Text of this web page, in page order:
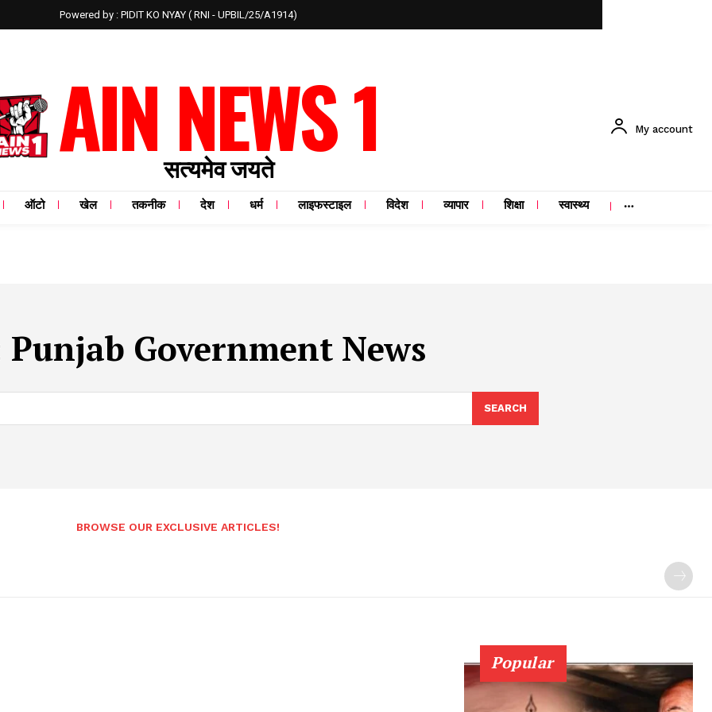
Powered by : PIDIT KO NYAY ( RNI - UPBIL/25/A1914)
AIN NEWS 1
सत्यमेव जयते
My account
ऑटो खेल तकनीक देश धर्म लाइफस्टाइल विदेश व्यापार शिक्षा स्वास्थ्य
Punjab Government News
SEARCH
BROWSE OUR EXCLUSIVE ARTICLES!
Popular